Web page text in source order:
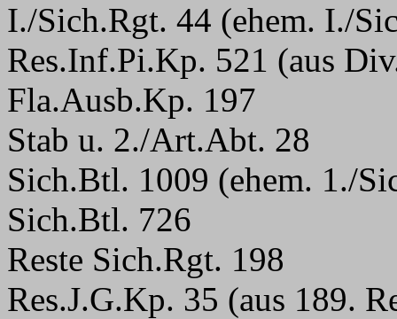
I./Sich.Rgt. 44 (ehem. I./
Res.Inf.Pi.Kp. 521 (aus
Fla.Ausb.Kp. 197
Stab u. 2./Art.Abt. 28
Sich.Btl. 1009 (ehem. 1./
Sich.Btl. 726
Reste Sich.Rgt. 198
Res.J.G.Kp. 35 (aus 189.